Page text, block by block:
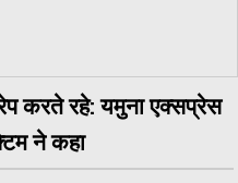
करते रहे: यमुना एक्सप्रेस
ने कहा